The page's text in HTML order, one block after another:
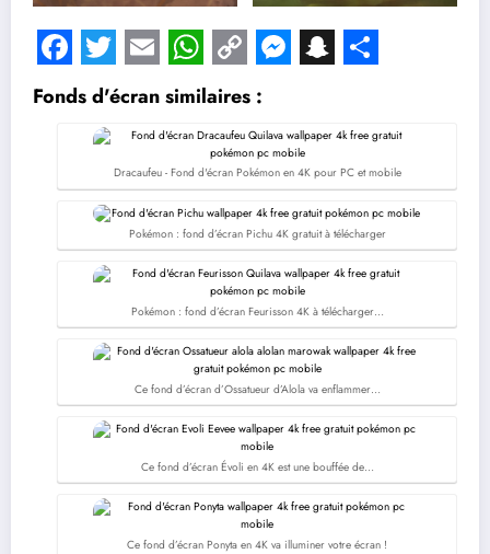
Facebook
Twitter
EmailWhatsApp
Copy
Link
Messenger
Snapchat
Share
Fonds d'écran similaires :
Dracaufeu - Fond d'écran Pokémon en 4K pour PC et mobile
Pokémon : fond d’écran Pichu 4K gratuit à télécharger
Pokémon : fond d’écran Feurisson 4K à télécharger…
Ce fond d’écran d’Ossatueur d’Alola va enflammer…
Ce fond d’écran Évoli en 4K est une bouffée de…
Ce fond d’écran Ponyta en 4K va illuminer votre écran !